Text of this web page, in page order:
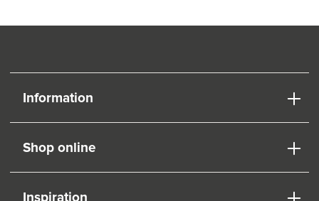
Information
Shop online
Inspiration